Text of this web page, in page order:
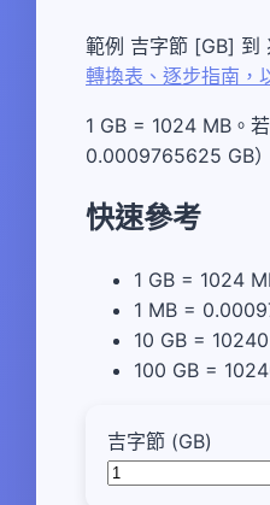
範例 吉字節 [GB] 到
轉換表、逐步指南，
1 GB = 1024 MB。
0.0009765625 GB
快速參考
1 GB = 1024
1 MB =
10 GB =
100 GB =
吉字節 (GB)